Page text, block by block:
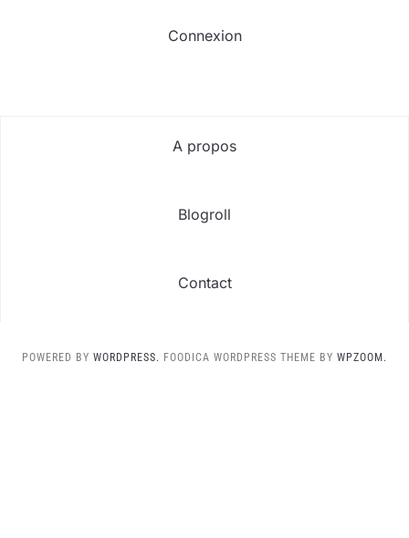
Connexion
A propos
Blogroll
Contact
POWERED BY WORDPRESS. FOODICA WORDPRESS THEME BY WPZOOM.